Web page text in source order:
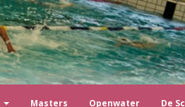
Masters Openwater De